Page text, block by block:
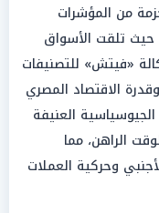
من المؤشرات
حيث تلقت الأسواق
«فيتش» للتصنيفات
الاقتصاد المصري
العنيفة
الراهن، مما
وحركية العملات